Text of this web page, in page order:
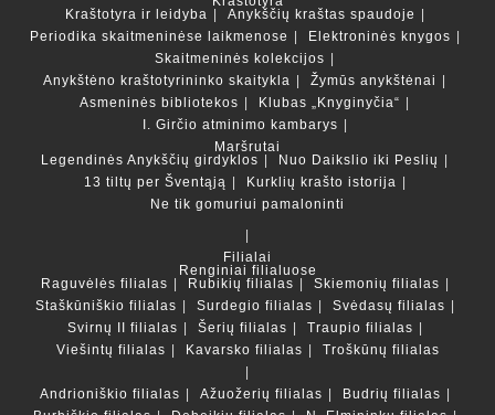
Kraštotyra ir leidyba
Anykščių kraštas spaudoje
Periodika skaitmeninėse laikmenose
Elektroninės knygos
Skaitmeninės kolekcijos
Anykštėno kraštotyrininko skaitykla
Žymūs anykštėnai
Asmeninės bibliotekos
Klubas „Knyginyčia“
I. Girčio atminimo kambarys
Maršrutai
Legendinės Anykščių girdyklos
Nuo Daikslio iki Peslių
13 tiltų per Šventąją
Kurklių krašto istorija
Ne tik gomuriui pamaloninti
Filialai
Renginiai filialuose
Raguvėlės filialas
Rubikių filialas
Skiemonių filialas
Staškūniškio filialas
Surdegio filialas
Svėdasų filialas
Svirnų II filialas
Šerių filialas
Traupio filialas
Viešintų filialas
Kavarsko filialas Troškūnų filialas
Andrioniškio filialas Ažuožerių filialas
Budrių filialas